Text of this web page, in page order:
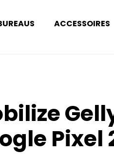
ACCESSOIRES
Pixel